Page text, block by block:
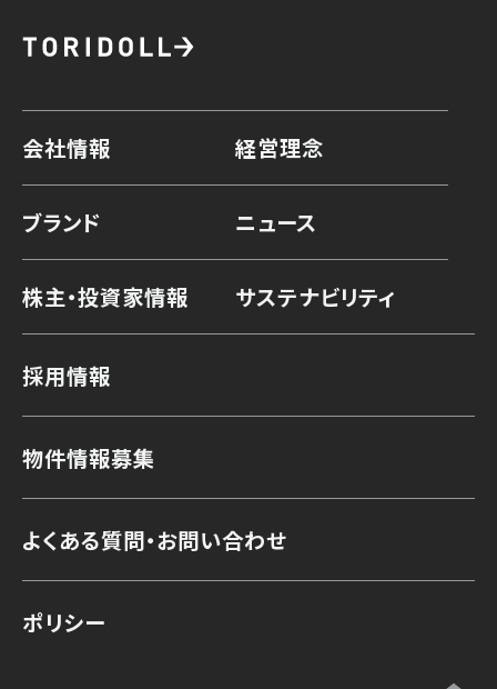
会社情報 経営理念
ブランド ニュース
株主・投資家情報 サステナビリティ
採用情報
物件情報募集
よくある質問・お問い合わせ
ポリシー